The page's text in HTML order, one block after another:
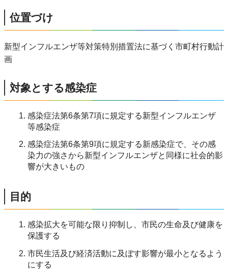
位置づけ
新型インフルエンザ等対策特別措置法に基づく市町村行動計
画
対象とする感染症
感染症法第6条第7項に規定する新型インフルエンザ
等感染症
感染症法第6条第9項に規定する新感染症で、その感
染力の強さから新型インフルエンザと同様に社会的影
響が大きいもの
目的
感染拡大を可能な限り抑制し、市民の生命及び健康を
保護する
市民生活及び経済活動に及ぼす影響が最小となるよう
にする